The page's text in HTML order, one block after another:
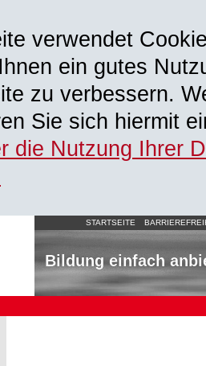
verwendet
ein gutes
zu verbessern.
Sie sich hiermit
die Nutzung Ihrer
STARTSEITE
Bildung einfach